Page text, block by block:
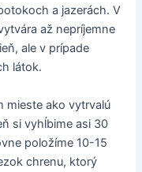
a jazerách. V
až nepríjemne
ale v prípade
látok.
mieste ako vytrvalú
si vyhĺbime asi 30
položíme 10-15
chrenu, ktorý